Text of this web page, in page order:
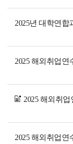
2025년 대학연합